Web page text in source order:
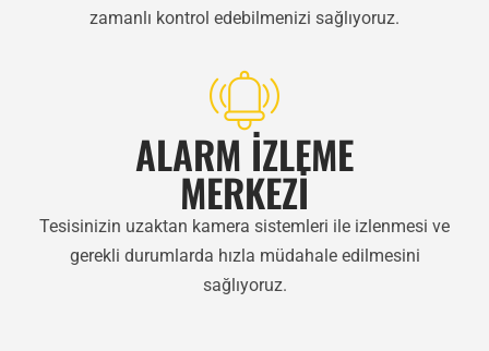
zamanlı kontrol edebilmenizi sağlıyoruz.
ALARM İZLEME
MERKEZİ
Tesisinizin uzaktan kamera sistemleri ile izlenmesi ve
gerekli durumlarda hızla müdahale edilmesini
sağlıyoruz.